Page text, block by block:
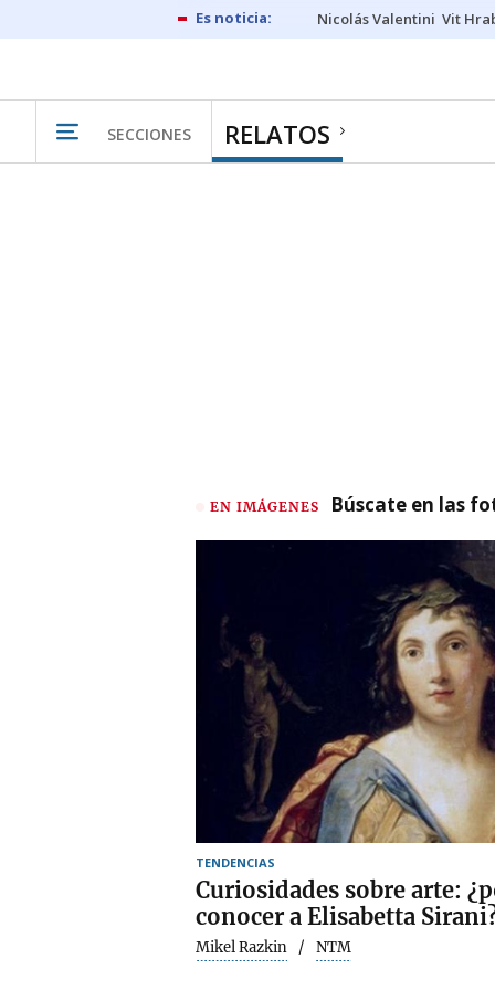
Nicolás Valentini Vit
SECCIONES RELATOS
EN IMÁGENES Búscate en las
TENDENCIAS
Curiosidades sobre arte:
conocer a Elisabetta
Mikel Razkin NTM